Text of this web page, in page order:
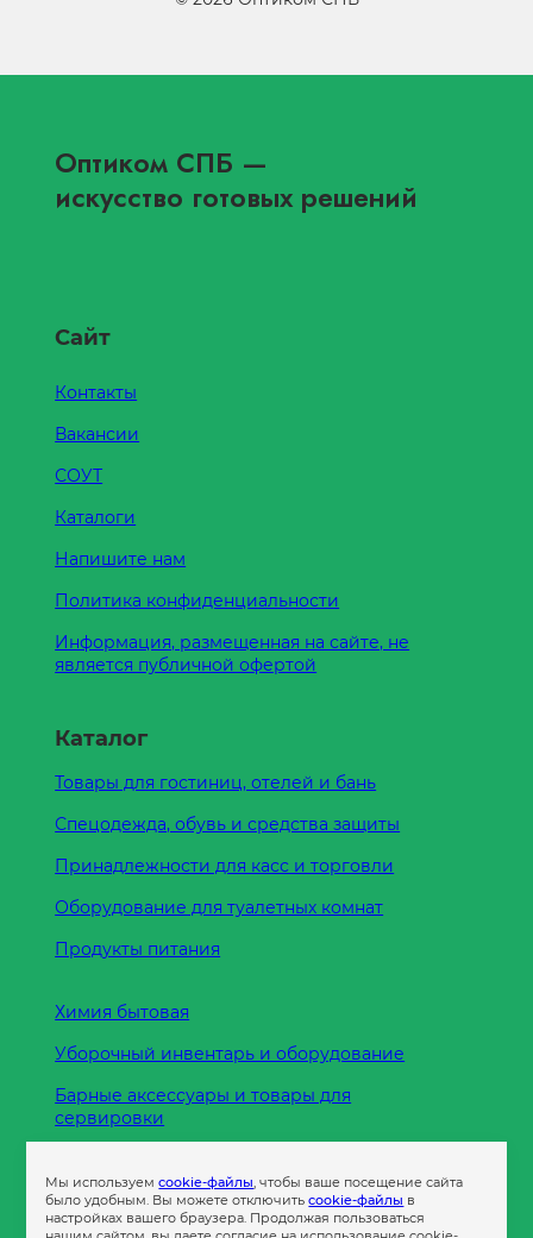
Оптиком СПБ —
искусство готовых решений
Сайт
Контакты
Вакансии
СОУТ
Каталоги
Напишите нам
Политика конфиденциальности
Информация, размещенная на сайте, не
является публичной офертой
Каталог
Товары для гостиниц, отелей и бань
Спецодежда, обувь и средства защиты
Принадлежности для касс и торговли
Оборудование для туалетных комнат
Продукты питания
Химия бытовая
Уборочный инвентарь и оборудование
Барные аксессуары и товары для
сервировки
Пленка
Мы используемcookie-файлы, чтобы ваше посещение сайта
было удобным. Вы можете отключитьcookie-файлы в
настройках вашего браузера. Продолжая пользоваться